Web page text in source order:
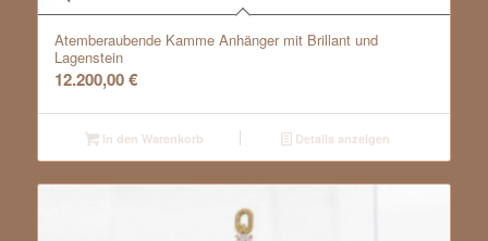
Atemberaubende Kamme Anhänger mit Brillant und
Lagenstein
12.200,00€
In den Warenkorb Details anzeigen